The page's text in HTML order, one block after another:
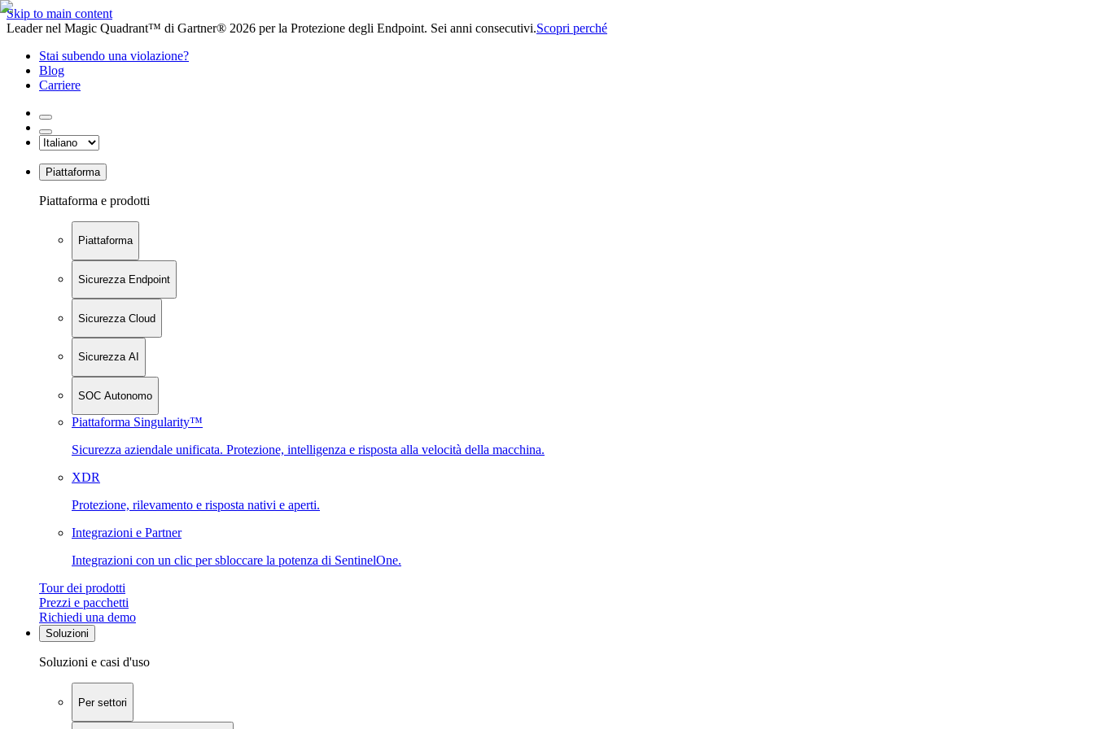
Skip to main content
Leader nel Magic Quadrant™ di Gartner® 2026 per la Protezione degli Endpoint. Sei anni consecutivi.Scopri perché
Stai subendo una violazione?
Blog
Carriere
Piattaforma
Piattaforma e prodotti
Piattaforma
Sicurezza Endpoint
Sicurezza Cloud
Sicurezza AI
SOC Autonomo
Piattaforma Singularity™
Sicurezza aziendale unificata. Protezione, intelligenza e risposta alla velocità della macchina.
XDR
Protezione, rilevamento e risposta nativi e aperti.
Integrazioni e Partner
Integrazioni con un clic per sbloccare la potenza di SentinelOne.
Tour dei prodotti
Prezzi e pacchetti
Richiedi una demo
Soluzioni
Soluzioni e casi d'uso
Per settori